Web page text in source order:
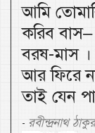
আমি
করিব বাস–
বরষ-মাস
আর ফিরে
তাই যেন
- রবীন্দ্রনাথ ঠাকুর